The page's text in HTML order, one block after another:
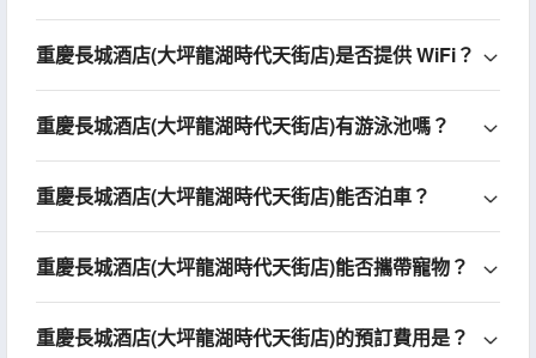
重慶長城酒店(大坪龍湖時代天街店)是否提供 WiFi？
重慶長城酒店(大坪龍湖時代天街店)有游泳池嗎？
重慶長城酒店(大坪龍湖時代天街店)能否泊車？
重慶長城酒店(大坪龍湖時代天街店)能否攜帶寵物？
重慶長城酒店(大坪龍湖時代天街店)的預訂費用是？